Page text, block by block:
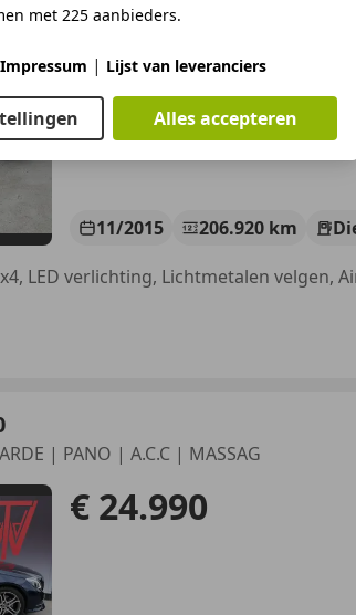
11/2015 206.920 km
| PANO | A.C.C | MASSAG
€ 24.990
met 225 aanbieders.
Impressum | Lijst van leveranciers
Alles accepteren